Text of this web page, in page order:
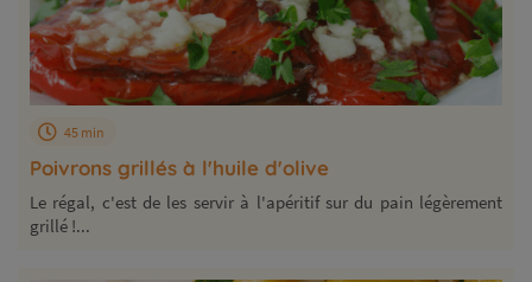
Poivrons grillés à l'huile d'olive
45 min
Le régal, c'est de les servir à l'apéritif sur du pain légèrement
grillé !...